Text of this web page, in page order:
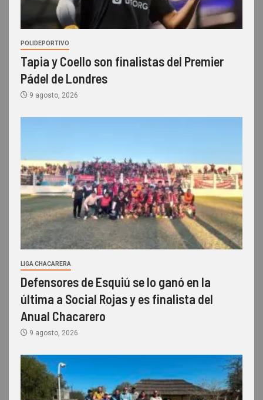
POLIDEPORTIVO
Tapia y Coello son finalistas del Premier
Pádel de Londres
9 agosto, 2026
LIGA CHACARERA
Defensores de Esquiú se lo ganó en la
última a Social Rojas y es finalista del
Anual Chacarero
9 agosto, 2026